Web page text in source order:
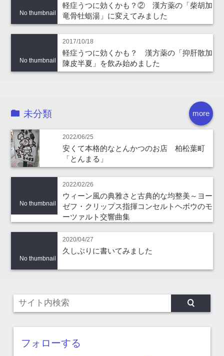
No thumbnail
軽症うつに効くかも？② 漢方薬の「柴胡加
竜骨牡蛎湯」に変えてみました
No thumbnail
2017/10/18
軽症うつに効くかも？ 漢方薬の「抑肝散加
陳皮半夏」を飲み始めました
more
未分類
2022/06/25
安くて本格的なとんかつのお店 柏松葉町
「とんまる」
No thumbnail
2022/02/26
ウィーン風の典雅さと古典的な均整美～ヨー
ゼフ・クリップス指揮コンセルトヘボウのモ
ーツァルト交響曲集
No thumbnail
2020/04/27
久しぶりに書いてみました
フォローする